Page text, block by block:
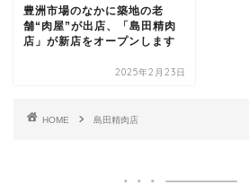
豊洲市場のなかに築地の老
舗“肉屋”が出店、「島田精肉
店」が新店をオープンします
2025年2月23日
HOME 島田精肉店